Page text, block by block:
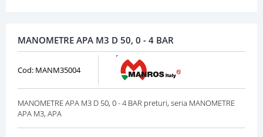
MANOMETRE APA M3 D 50, 0 - 4 BAR
Cod: MANM35004
MANOMETRE APA M3 D 50, 0 - 4 BAR preturi, seria MANOMETRE
APA M3, APA